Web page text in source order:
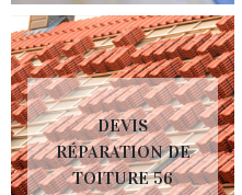
DEVIS
RÉPARATION DE
TOITURE 56